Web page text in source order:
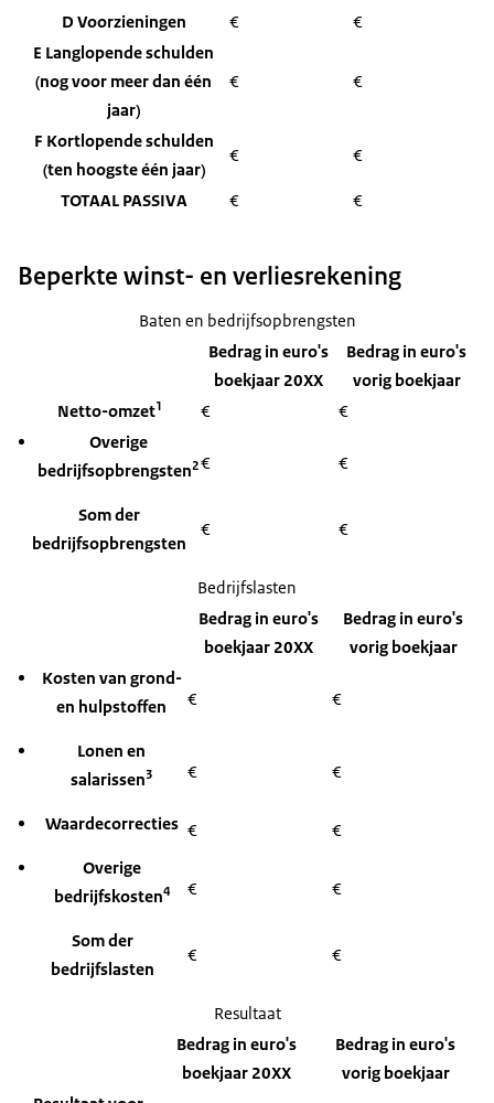
D Voorzieningen
€
€
E Langlopende schulden
(nog voor meer dan één
jaar)
€ €
F Kortlopende schulden
(ten hoogste één jaar)
€ €
TOTAAL PASSIVA € €
Beperkte winst- en verliesrekening
Baten en bedrijfsopbrengsten
Bedrag in euro's
boekjaar 20XX
Bedrag in euro's
vorig boekjaar
Netto-omzet1 €
€
Overige
bedrijfsopbrengsten2€ €
Som der
bedrijfsopbrengsten
€ €
Bedrijfslasten
Bedrag in euro's
boekjaar 20XX
Bedrag in euro's
vorig boekjaar
Kosten van grond-
en hulpstoffen
€ €
Lonen en
salarissen3 € €
Waardecorrecties €
€
Overige
bedrijfskosten4 € €
Som der
bedrijfslasten
€ €
Resultaat
Bedrag in euro's
boekjaar 20XX
Bedrag in euro's
vorig boekjaar